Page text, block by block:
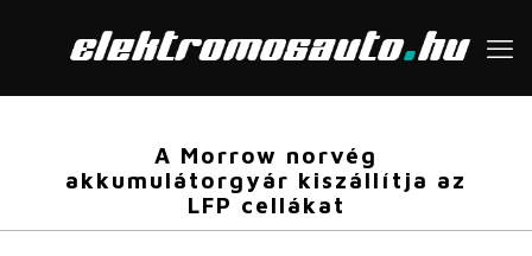
A Morrow norvég
akkumulátorgyár kiszállítja az
LFP cellákat